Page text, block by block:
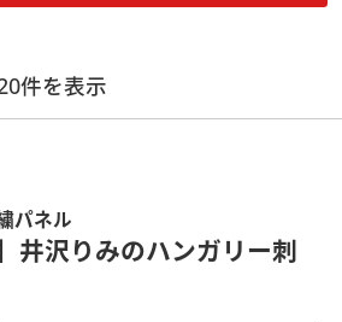
件を表示
パネル
井沢りみのハンガリー刺